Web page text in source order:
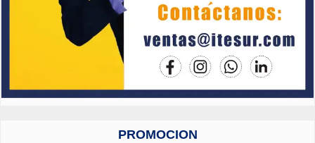
PROMOCION